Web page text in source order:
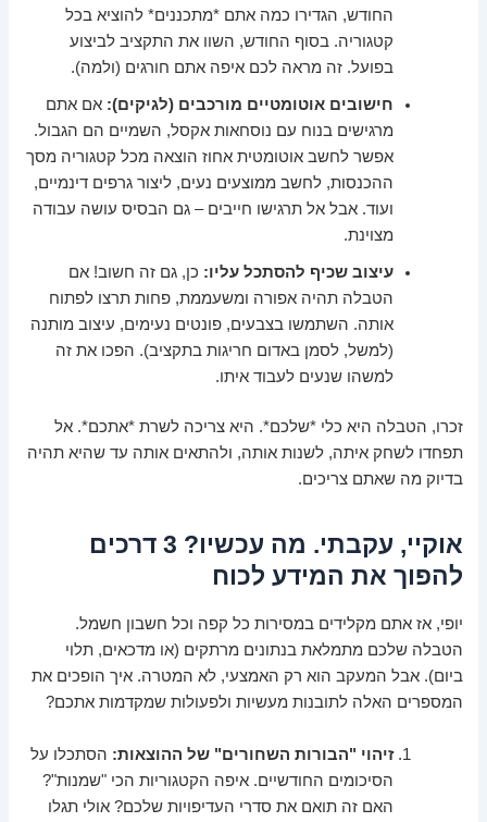
החודש, הגדירו כמה אתם *מתכננים* להוציא בכל
קטגוריה. בסוף החודש, השוו את התקציב לביצוע
בפועל. זה מראה לכם איפה אתם חורגים (ולמה).
חישובים אוטומטיים מורכבים (לגיקים): אם אתם
מרגישים בנוח עם נוסחאות אקסל, השמיים הם הגבול.
אפשר לחשב אוטומטית אחוז הוצאה מכל קטגוריה מסך
ההכנסות, לחשב ממוצעים נעים, ליצור גרפים דינמיים,
ועוד. אבל אל תרגישו חייבים – גם הבסיס עושה עבודה
מצוינת.
עיצוב שכיף להסתכל עליו: כן, גם זה חשוב! אם
הטבלה תהיה אפורה ומשעממת, פחות תרצו לפתוח
אותה. השתמשו בצבעים, פונטים נעימים, עיצוב מותנה
(למשל, לסמן באדום חריגות בתקציב). הפכו את זה
למשהו שנעים לעבוד איתו.
זכרו, הטבלה היא כלי *שלכם*. היא צריכה לשרת *אתכם*. אל
תפחדו לשחק איתה, לשנות אותה, ולהתאים אותה עד שהיא תהיה
בדיוק מה שאתם צריכים.
אוקיי, עקבתי. מה עכשיו? 3 דרכים
להפוך את המידע לכוח
יופי, אז אתם מקלידים במסירות כל קפה וכל חשבון חשמל.
הטבלה שלכם מתמלאת בנתונים מרתקים (או מדכאים, תלוי
ביום). אבל המעקב הוא רק האמצעי, לא המטרה. איך הופכים את
המספרים האלה לתובנות מעשיות ולפעולות שמקדמות אתכם?
זיהוי "הבורות השחורים" של ההוצאות: הסתכלו על
הסיכומים החודשיים. איפה הקטגוריות הכי "שמנות"?
האם זה תואם את סדרי העדיפויות שלכם? אולי תגלו